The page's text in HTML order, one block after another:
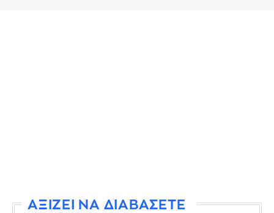
ΑΞΙΖΕΙ ΝΑ ΔΙΑΒΑΣΕΤΕ